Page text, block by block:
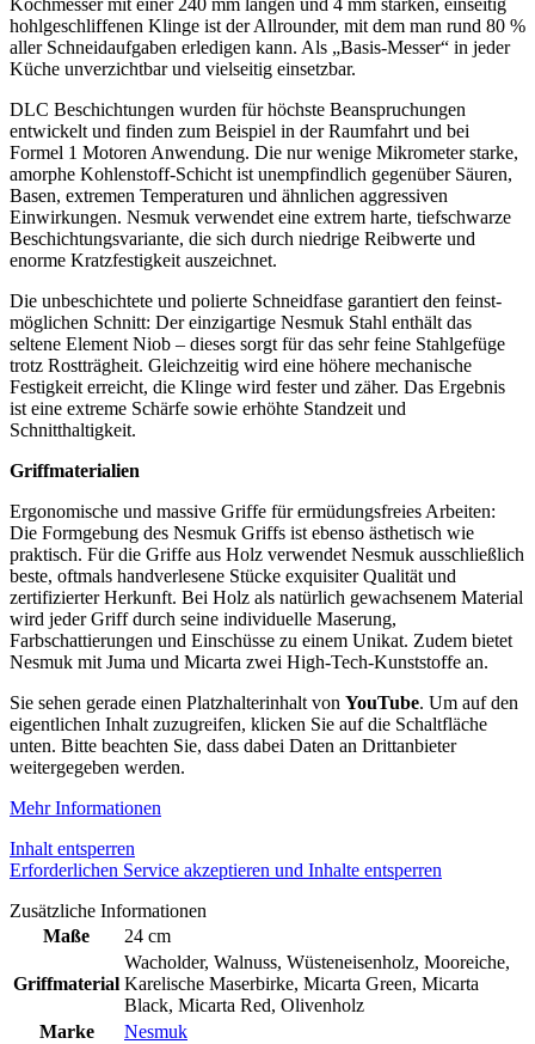
Kochmesser mit einer 240 mm langen und 4 mm starken, einseitig
hohlgeschliffenen Klinge ist der Allrounder, mit dem man rund 80 %
aller Schneidaufgaben erledigen kann. Als „Basis-Messer“ in jeder
Küche unverzichtbar und vielseitig einsetzbar.
DLC Beschichtungen wurden für höchste Beanspruchungen
entwickelt und finden zum Beispiel in der Raumfahrt und bei
Formel 1 Motoren Anwendung. Die nur wenige Mikrometer starke,
amorphe Kohlenstoff-Schicht ist unempfindlich gegenüber Säuren,
Basen, extremen Temperaturen und ähnlichen aggressiven
Einwirkungen. Nesmuk verwendet eine extrem harte, tiefschwarze
Beschichtungsvariante, die sich durch niedrige Reibwerte und
enorme Kratzfestigkeit auszeichnet.
Die unbeschichtete und polierte Schneidfase garantiert den feinst-
möglichen Schnitt: Der einzigartige Nesmuk Stahl enthält das
seltene Element Niob – dieses sorgt für das sehr feine Stahlgefüge
trotz Rostträgheit. Gleichzeitig wird eine höhere mechanische
Festigkeit erreicht, die Klinge wird fester und zäher. Das Ergebnis
ist eine extreme Schärfe sowie erhöhte Standzeit und
Schnitthaltigkeit.
Griffmaterialien
Ergonomische und massive Griffe für ermüdungsfreies Arbeiten:
Die Formgebung des Nesmuk Griffs ist ebenso ästhetisch wie
praktisch. Für die Griffe aus Holz verwendet Nesmuk ausschließlich
beste, oftmals handverlesene Stücke exquisiter Qualität und
zertifizierter Herkunft. Bei Holz als natürlich gewachsenem Material
wird jeder Griff durch seine individuelle Maserung,
Farbschattierungen und Einschüsse zu einem Unikat. Zudem bietet
Nesmuk mit Juma und Micarta zwei High-Tech-Kunststoffe an.
Sie sehen gerade einen Platzhalterinhalt von YouTube. Um auf den
eigentlichen Inhalt zuzugreifen, klicken Sie auf die Schaltfläche
unten. Bitte beachten Sie, dass dabei Daten an Drittanbieter
weitergegeben werden.
Mehr Informationen
Inhalt entsperren
Erforderlichen Service akzeptieren und Inhalte entsperren
Zusätzliche Informationen
Maße
24 cm
Griffmaterial
Wacholder, Walnuss, Wüsteneisenholz, Mooreiche,
Karelische Maserbirke, Micarta Green, Micarta
Black, Micarta Red, Olivenholz
Marke
Nesmuk